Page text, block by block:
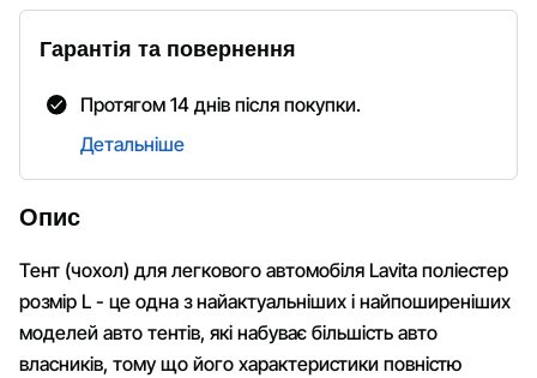
Опис
Тент (чохол) для легкового автомобіля Lavita поліестер
розмір L - це одна з найактуальніших і найпоширеніших
моделей авто тентів, які набуває більшість авто
власників, тому що його характеристики повністю
Гарантія та повернення
Протягом 14 днів після покупки.
Детальніше